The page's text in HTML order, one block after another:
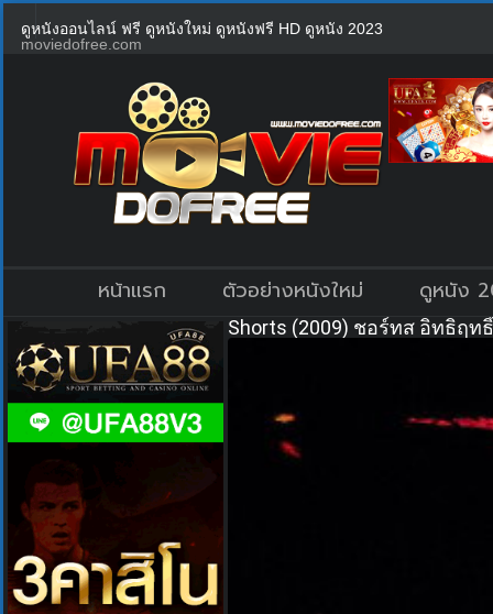
ดูหนังออนไลน์ ฟรี ดูหนังใหม่ ดูหนังฟรี HD ดูหนัง 2023
moviedofree.com
หน้าแรก ตัวอย่างหนังใหม่ ดูหนัง
Shorts (2009) ชอร์ทส อิทธิฤท